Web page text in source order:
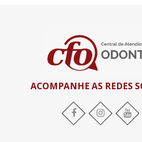
ACOMPANHE AS REDES
Facebook Instagram YouTube